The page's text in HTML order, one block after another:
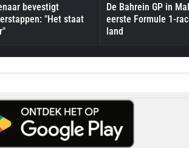
bevestigt
"Het staat
De Bahrein GP in
eerste Formule 1-
land